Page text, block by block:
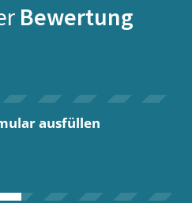
Bewertung
ausfüllen